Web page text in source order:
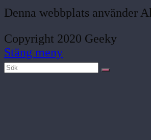
Denna webbplats använder
Copyright 2020 Geeky
Stäng meny